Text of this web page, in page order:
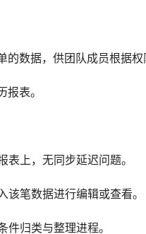
数据，供团队成员根据权
表。
上，无同步延迟问题。
笔数据进行编辑或查看。
件归类与整理进程。